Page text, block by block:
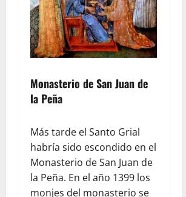
Monasterio de San Juan de
la Peña
Más tarde el Santo Grial
habría sido escondido en el
Monasterio de San Juan de
la Peña. En el año 1399 los
monjes del monasterio se